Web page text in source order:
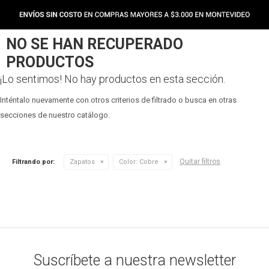
NO SE HAN RECUPERADO
PRODUCTOS
¡Lo sentimos! No hay productos en esta sección.
Inténtalo nuevamente con otros criterios de filtrado o busca en otras
secciones de nuestro catálogo.
Filtrando por: Zapatos Color: Cobre Quitar filtros
Suscríbete a nuestra newsletter